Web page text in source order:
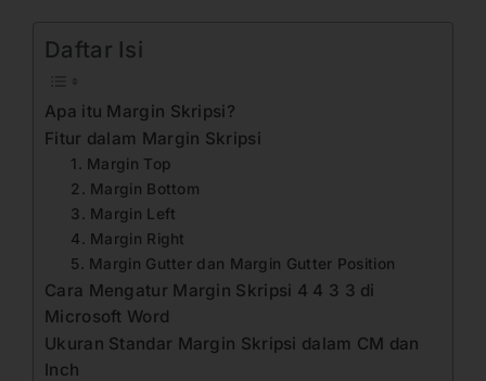
Daftar Isi
Apa itu Margin Skripsi?
Fitur dalam Margin Skripsi
1. Margin Top
2. Margin Bottom
3. Margin Left
4. Margin Right
5. Margin Gutter dan Margin Gutter Position
Cara Mengatur Margin Skripsi 4 4 3 3 di
Microsoft Word
Ukuran Standar Margin Skripsi dalam CM dan
Inch